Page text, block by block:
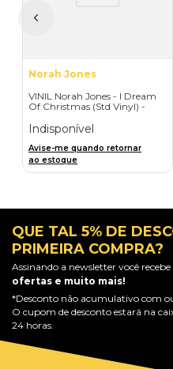
Norah Jones
VINIL Norah Jones - I Dream
Of Christmas (Std Vinyl) -
Indisponível
Avise-me quando retornar
ao estoque
QUE TAL 5% DE
PRIMEIRA COMPRA?
Assinando a newsletter você
ofertas e muito mais!
*Desconto não acumulativo com
O cupom de desconto estará na
24 horas.